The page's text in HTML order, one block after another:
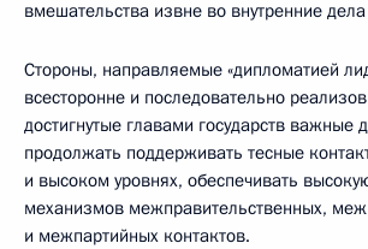
вмешательства извне во внутренние
Стороны, направляемые «дипломатией
всесторонне и последовательно
достигнутые главами государств важные
продолжать поддерживать тесные
и высоком уровнях, обеспечивать
механизмов межправительственных,
и межпартийных контактов.